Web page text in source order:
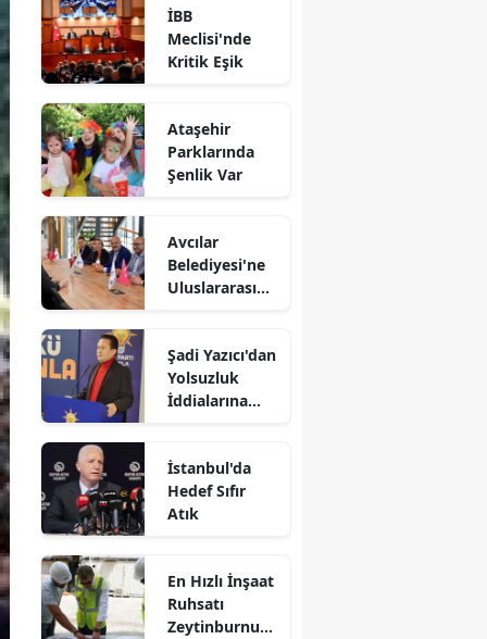
İBB
Meclisi'nde
Kritik Eşik
Ataşehir
Parklarında
Şenlik Var
Avcılar
Belediyesi'ne
Uluslararası
Şadi Yazıcı'dan
Yolsuzluk
İddialarına
İstanbul'da
Hedef Sıfır
Atık
En Hızlı İnşaat
Ruhsatı
Zeytinburnu